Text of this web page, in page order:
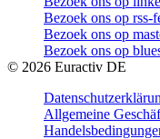
Bezoek ons op rss-
Bezoek ons op
Bezoek ons op
© 2026 Euractiv DE
Allgemeine